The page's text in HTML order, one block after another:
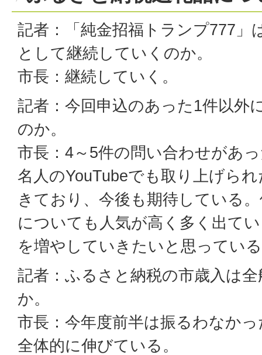
記者：「純金招福トランプ777」
として継続していくのか。
市長：継続していく。
記者：今回申込のあった1件以外
のか。
市長：4～5件の問い合わせがあ
名人のYouTubeでも取り上げら
きており、今後も期待している
についても人気が高く多く出て
を増やしていきたいと思ってい
記者：ふるさと納税の市歳入は
か。
市長：今年度前半は振るわなか
全体的に伸びている。